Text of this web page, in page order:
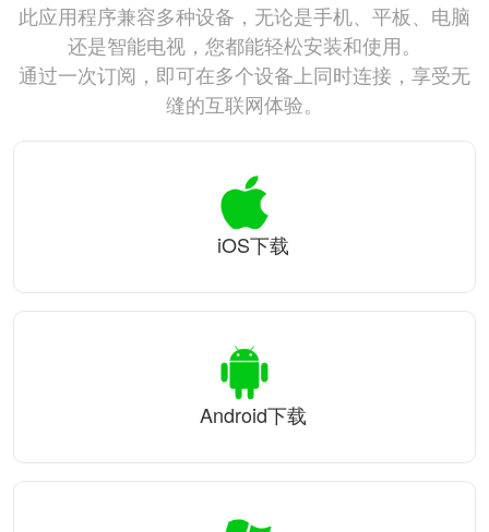
此应用程序兼容多种设备，无论是手机、平板、电脑
还是智能电视，您都能轻松安装和使用。
通过一次订阅，即可在多个设备上同时连接，享受无
缝的互联网体验。
iOS下载
Android下载